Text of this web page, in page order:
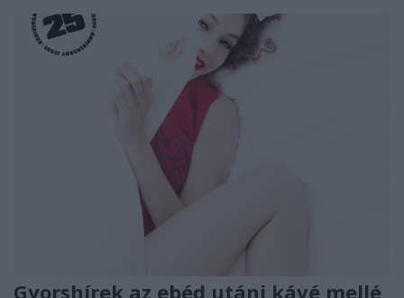
Gyorshírek az ebéd utáni kávé mellé